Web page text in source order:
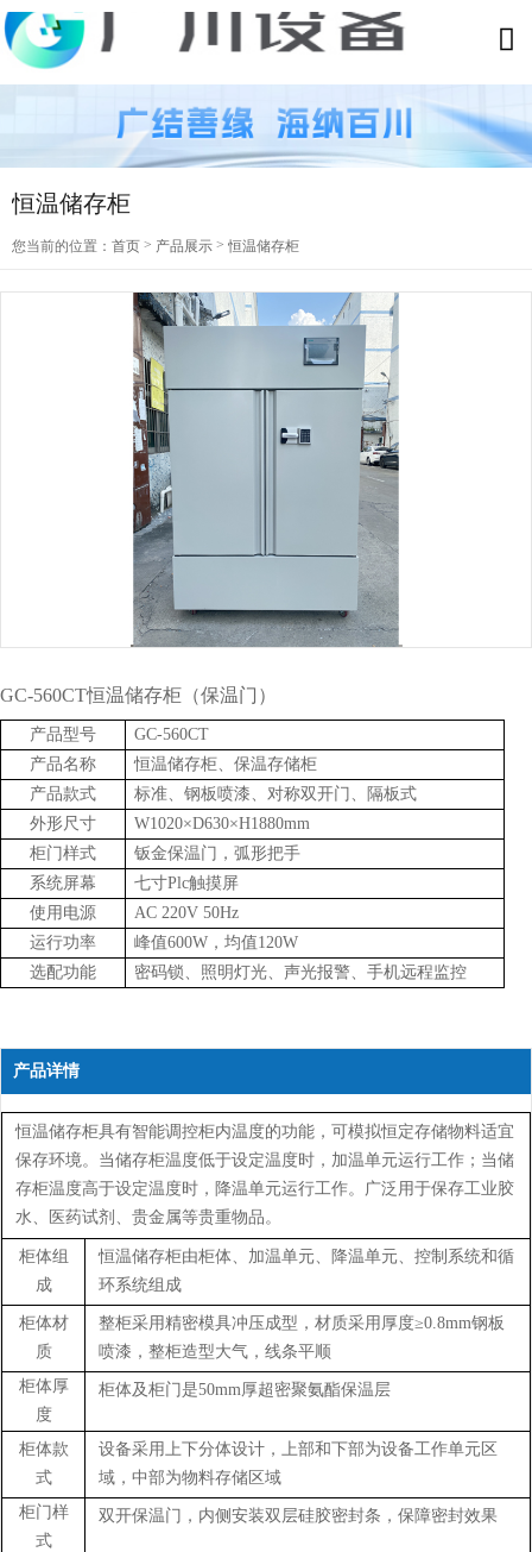
恒温储存柜
您当前的位置： 首页 > 产品展示 > 恒温储存柜
GC-560CT恒温储存柜（保温门）
产品型号
GC-560CT
产品名称
恒温储存柜、保温存储柜
产品款式
标准、钢板喷漆、对称双开门、隔板式
外形尺寸
W1020×D630×H1880mm
柜门样式
钣金保温门，弧形把手
系统屏幕
七寸Plc触摸屏
使用电源
AC 220V 50Hz
运行功率
峰值600W，均值120W
选配功能
密码锁、照明灯光、声光报警、手机远程监控
产品详情
恒温储存柜具有智能调控柜内温度的功能，可模拟恒定存储物料适宜
保存环境。当储存柜温度低于设定温度时，加温单元运行工作；当储
存柜温度高于设定温度时，降温单元运行工作。广泛用于保存工业胶
水、医药试剂、贵金属等贵重物品。
柜体组
成
恒温储存柜由柜体、加温单元、降温单元、控制系统和循
环系统组成
柜体材
质
整柜采用精密模具冲压成型，材质采用厚度≥0.8mm钢板
喷漆，整柜造型大气，线条平顺
柜体厚
度
柜体及柜门是50mm厚超密聚氨酯保温层
柜体款
式
设备采用上下分体设计，上部和下部为设备工作单元区
域，中部为物料存储区域
柜门样
式
双开保温门，内侧安装双层硅胶密封条，保障密封效果